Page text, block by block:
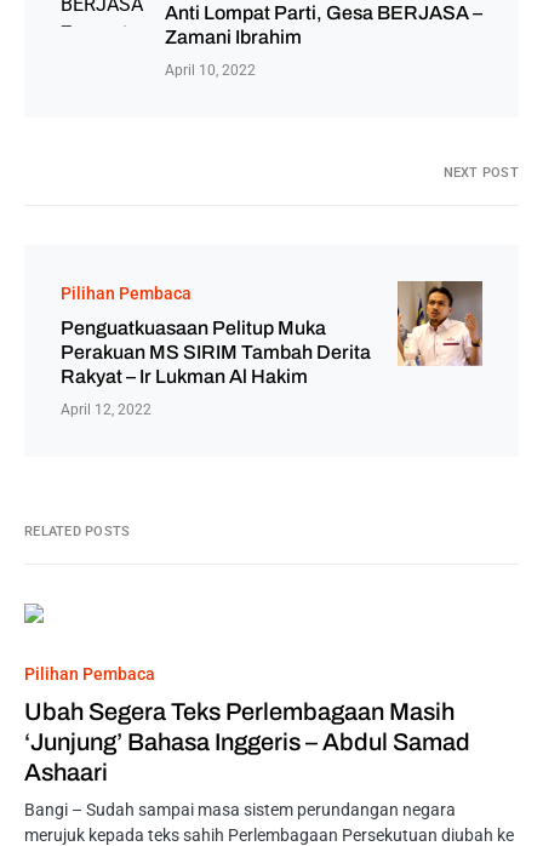
Anti Lompat Parti, Gesa BERJASA –
Zamani Ibrahim
April 10, 2022
NEXT POST
Pilihan Pembaca
Penguatkuasaan Pelitup Muka
Perakuan MS SIRIM Tambah Derita
Rakyat – Ir Lukman Al Hakim
April 12, 2022
RELATED POSTS
Pilihan Pembaca
Ubah Segera Teks Perlembagaan Masih
‘Junjung’ Bahasa Inggeris – Abdul Samad
Ashaari
Bangi – Sudah sampai masa sistem perundangan negara
merujuk kepada teks sahih Perlembagaan Persekutuan diubah ke